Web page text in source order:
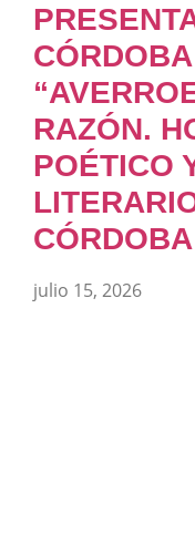
RAZÓN.
POÉTICO
julio 15, 2026